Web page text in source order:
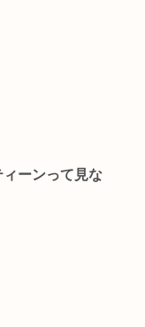
ーンって見な